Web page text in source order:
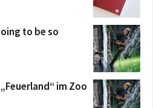
to be so
im Zoo